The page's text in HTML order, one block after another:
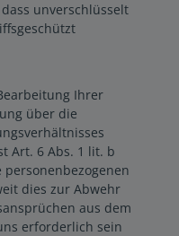
unverschlüsselt
Ihrer
über die
Art. 6 Abs. 1 lit. b
personenbezogenen
dies zur Abwehr
aus dem
erforderlich sein